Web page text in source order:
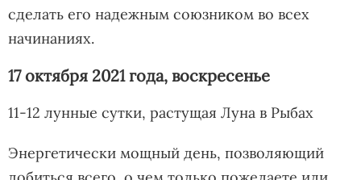
сделать его надежным союзником во всех
начинаниях.
17 октября 2021 года, воскресенье
11-12 лунные сутки, растущая Луна в Рыбах
Энергетически мощный день, позволяющий